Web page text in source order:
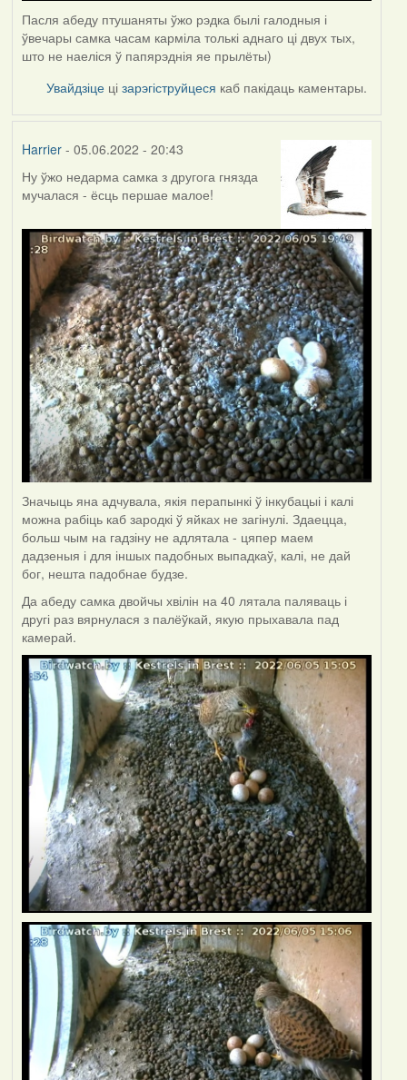
Пасля абеду птушаняты ўжо рэдка былі галодныя і
ўвечары самка часам карміла толькі аднаго ці двух тых,
што не наеліся ў папярэднія яе прылёты)
Увайдзіце цізарэгіструйцеся каб пакідаць каментары.
Harrier- 05.06.2022 - 20:43
Ну ўжо недарма самка з другога гнязда
мучалася - ёсць першае малое!
Значыць яна адчувала, якія перапынкі ў інкубацыі і калі
можна рабіць каб зародкі ў яйках не загінулі. Здаецца,
больш чым на гадзіну не адлятала - цяпер маем
дадзеныя і для іншых падобных выпадкаў, калі, не дай
бог, нешта падобнае будзе.
Да абеду самка двойчы хвілін на 40 лятала паляваць і
другі раз вярнулася з палёўкай, якую прыхавала пад
камерай.